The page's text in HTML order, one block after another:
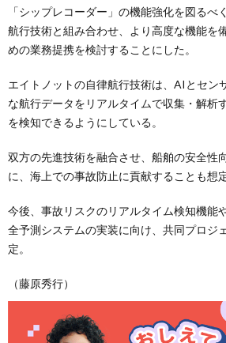
「シップレコーダー」の機能強化を図るべ
航行技術と組み合わせ、より高度な機能を
めの業務提携を検討することにした。
エイトノットの自律航行技術は、AIとセン
な航行データをリアルタイムで収集・解析
を検知できるようにしている。
双方の先進技術を融合させ、船舶の安全性
に、海上での事故防止に貢献することも想
今後、事故リスクのリアルタイム検知機能
全予測システムの実装に向け、共同プロジ
定。
（藤原秀行）